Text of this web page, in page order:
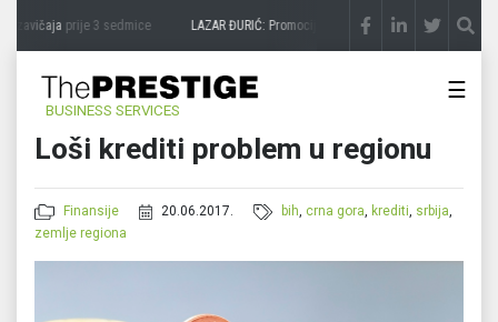
zavičajaprije 3 sedmice LAZAR ĐURIĆ: Promocija potencijal pretvara u destinaciju
BUSINESS SERVICES
☰
Loši krediti problem u regionu
Finansije 20.06.2017. bih, crna gora, krediti, srbija,
zemlje regiona